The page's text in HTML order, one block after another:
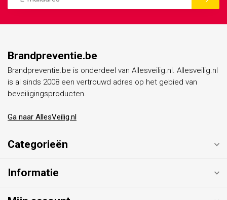
Brandpreventie.be
Brandpreventie.be is onderdeel van Allesveilig.nl. Allesveilig.nl
is al sinds 2008 een vertrouwd adres op het gebied van
beveiligingsproducten.
Ga naar AllesVeilig.nl
Categorieën
Informatie